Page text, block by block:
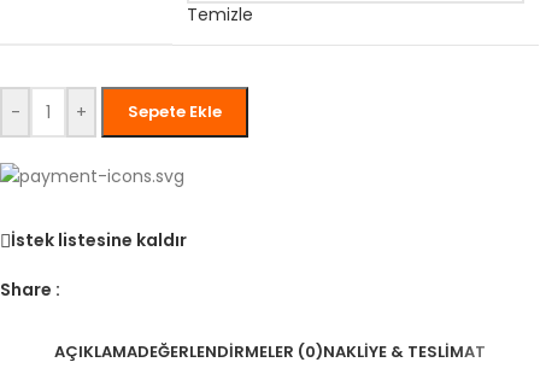
Temizle
- + Sepete Ekle
İstek listesine kaldır
Share :
AÇIKLAMADEĞERLENDIRMELER (0)NAKLIYE & TESLIMAT